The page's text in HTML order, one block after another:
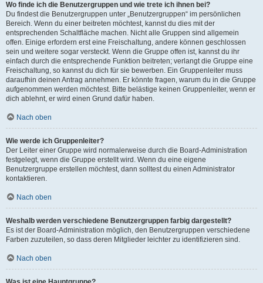
Wo finde ich die Benutzergruppen und wie trete ich ihnen bei?
Du findest die Benutzergruppen unter „Benutzergruppen“ im persönlichen
Bereich. Wenn du einer beitreten möchtest, kannst du dies mit der
entsprechenden Schaltfläche machen. Nicht alle Gruppen sind allgemein
offen. Einige erfordern erst eine Freischaltung, andere können geschlossen
sein und weitere sogar versteckt. Wenn die Gruppe offen ist, kannst du ihr
einfach durch die entsprechende Funktion beitreten; verlangt die Gruppe eine
Freischaltung, so kannst du dich für sie bewerben. Ein Gruppenleiter muss
daraufhin deinen Antrag annehmen. Er könnte fragen, warum du in die Gruppe
aufgenommen werden möchtest. Bitte belästige keinen Gruppenleiter, wenn er
dich ablehnt, er wird einen Grund dafür haben.
Nach oben
Wie werde ich Gruppenleiter?
Der Leiter einer Gruppe wird normalerweise durch die Board-Administration
festgelegt, wenn die Gruppe erstellt wird. Wenn du eine eigene
Benutzergruppe erstellen möchtest, dann solltest du einen Administrator
kontaktieren.
Nach oben
Weshalb werden verschiedene Benutzergruppen farbig dargestellt?
Es ist der Board-Administration möglich, den Benutzergruppen verschiedene
Farben zuzuteilen, so dass deren Mitglieder leichter zu identifizieren sind.
Nach oben